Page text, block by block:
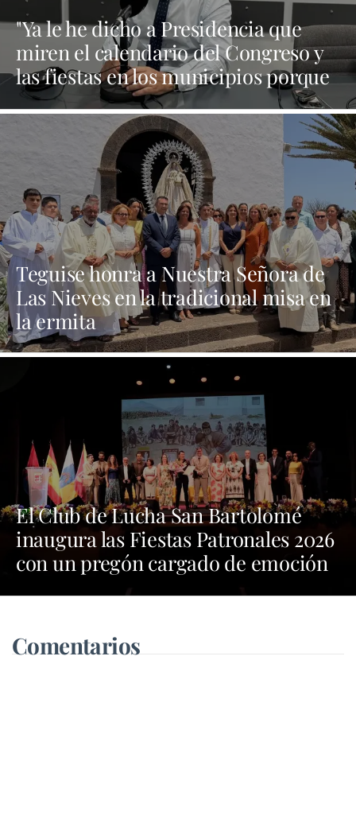
"Ya le he dicho a Presidencia que
miren el calendario del Congreso y
las fiestas en los municipios porque
Dolores Corujo estaba en un fiesta
aquí y al día siguiente no está en el
Teguise honra a Nuestra Señora de
Las Nieves en la tradicional misa en
la ermita
El Club de Lucha San Bartolomé
inaugura las Fiestas Patronales 2026
con un pregón cargado de emoción
Comentarios